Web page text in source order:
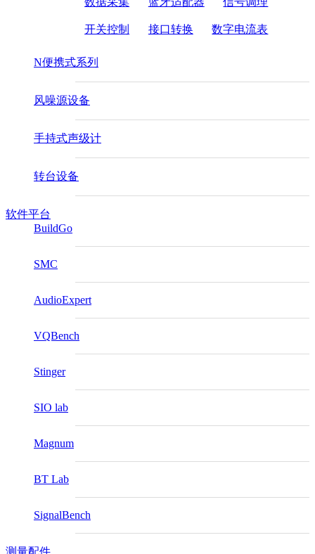
开关控制 接口转换 数字电流表
N便携式系列
风噪源设备
手持式声级计
转台设备
软件平台
BuildGo
SMC
AudioExpert
VQBench
Stinger
SIO lab
Magnum
BT Lab
SignalBench